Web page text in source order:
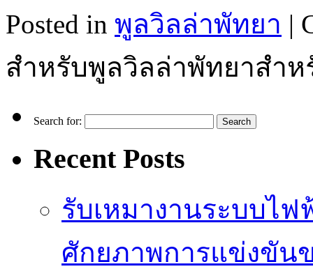
Posted in พูลวิลล่าพัทยา |
สำหรับพูลวิลล่าพัทยาสำ
Search for:
Recent Posts
รับเหมางานระบบไ
ศักยภาพการแข่งขัน